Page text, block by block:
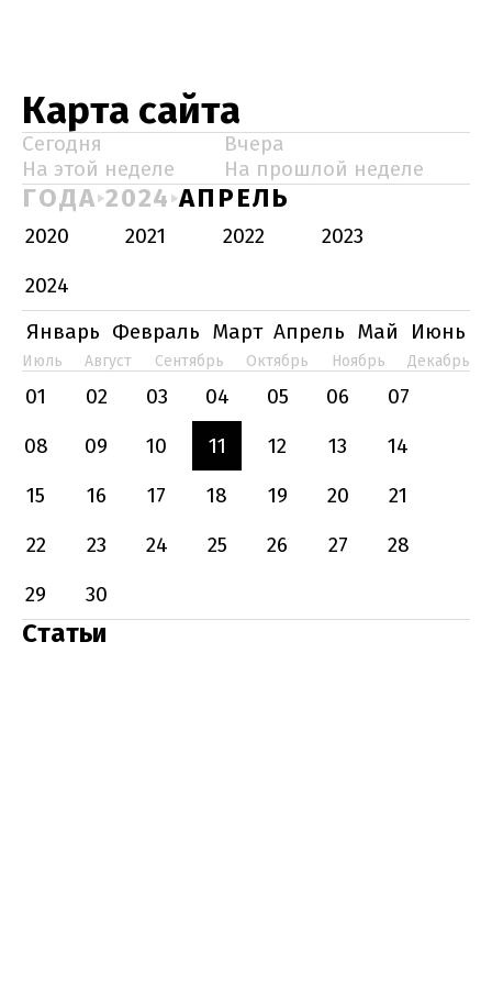
Карта сайта
Сегодня
Вчера
На этой неделе
На прошлой неделе
ГОДА 2024 АПРЕЛЬ
2020 2021 2022
2023
2024
Январь Февраль Март Апрель Май Июнь
Июль Август Сентябрь Октябрь Ноябрь Декабрь
01 02 03 04 05 06
07
08
09 10 11 12 13
14
15
16 17 18 19 20
21
22
23 24 25 26 27
28
29
30
Статьи